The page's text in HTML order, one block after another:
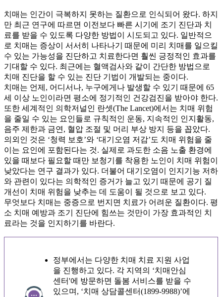
치매는 인간이 극복하지 못하는 질환으로 인식되어 왔다. 하지
만 최근 연구에 따르면 이전보다 빠른 시기에 조기 진단과 치
료를 받을 수 있도록 다양한 방법이 시도되고 있다. 일반적으
로 치매는 증상이 서서히 나타나기 때문에 미리 치매를 일으킬
수 있는 가능성을 진단하고 치료한다면 훨씬 긍정적인 효과를
기대할 수 있다. 최근에는 혈액검사와 같이 간단한 방법으로
치매 진단을 할 수 있는 진단 기법이 개발되는 중이다.
치매는 언제, 어디서나, 누구에게나 발생할 수 있기 때문에 65
세 이상 노인이라면 평소에 정기적인 건강검진을 받아야 한다.
또한 세계적인 의학저널인 란셋(The Lancet)에서는 치매 위험
을 줄일 수 있는 요인들로 규칙적인 운동, 지속적인 인지활동,
음주 제한과 금연, 혈압 조절 및 머리 부상 방지 등을 꼽았다.
의외인 것은 ‘청력 보호’와 ‘대기오염 저감’도 치매 위험을 줄
이는 요인에 포함된다는 것. 실제로 과도한 소음 노출 환경에
있을 때보다 필요할 때만 보청기를 착용한 노인이 치매 위험이
낮았다는 연구 결과가 있다. 더불어 대기오염이 인지기능 저하
와 관련이 있다는 의학적인 증거가 늘고 있기 때문에 공기 질
개선이 치매 위험을 낮추는 데 도움이 될 것으로 보고 있다.
무엇보다 치매는 중증으로 번지면 치료가 어려운 질환이다. 평
소 치매 예방과 조기 진단에 힘쓰는 것만이 가장 효과적인 치
료라는 것을 인지하기를 바란다.
정부에서는 다양한 치매 치료 지원 사업
을 진행하고 있다. 각 지역의 ‘치매안심
센터'에 방문하면 돌봄 서비스를 받을 수
있으며, ‘치매 상담콜센터(1899-9988)’에